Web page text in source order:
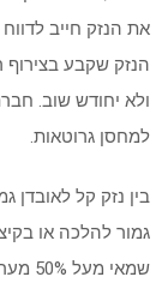
הנזק שקבע בצירוף
ולא יחודש שוב.
למחסן גרוטאות.
בין נזק קל לאובדן
גמור להלכה או
שמאי מעל 50% מערך הרכב ונמוך מ 60%.